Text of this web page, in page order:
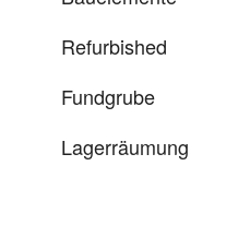
Refurbished
Fundgrube
Lagerräumung